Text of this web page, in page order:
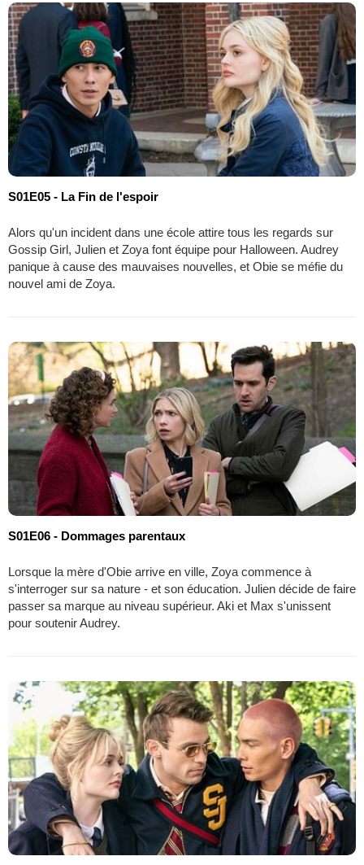
S01E05 - La Fin de l'espoir
Alors qu'un incident dans une école attire tous les regards sur
Gossip Girl, Julien et Zoya font équipe pour Halloween. Audrey
panique à cause des mauvaises nouvelles, et Obie se méfie du
nouvel ami de Zoya.
S01E06 - Dommages parentaux
Lorsque la mère d'Obie arrive en ville, Zoya commence à
s'interroger sur sa nature - et son éducation. Julien décide de faire
passer sa marque au niveau supérieur. Aki et Max s'unissent
pour soutenir Audrey.